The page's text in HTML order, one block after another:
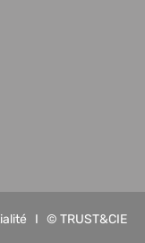
I © TRUST&CIE